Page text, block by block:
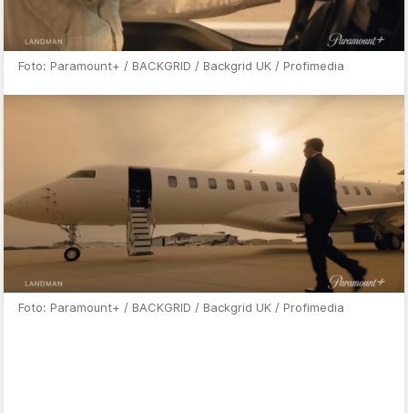
Foto: Paramount+ / BACKGRID / Backgrid UK / Profimedia
Foto: Paramount+ / BACKGRID / Backgrid UK / Profimedia